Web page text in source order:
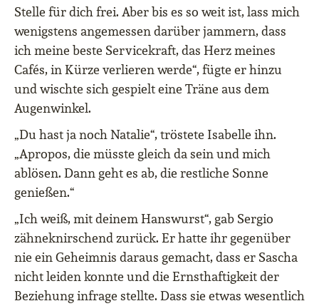
Stelle für dich frei. Aber bis es so weit ist, lass mich
wenigstens angemessen darüber jammern, dass
ich meine beste Servicekraft, das Herz meines
Cafés, in Kürze verlieren werde“, fügte er hinzu
und wischte sich gespielt eine Träne aus dem
Augenwinkel.
„Du hast ja noch Natalie“, tröstete Isabelle ihn.
„Apropos, die müsste gleich da sein und mich
ablösen. Dann geht es ab, die restliche Sonne
genießen.“
„Ich weiß, mit deinem Hanswurst“, gab Sergio
zähneknirschend zurück. Er hatte ihr gegenüber
nie ein Geheimnis daraus gemacht, dass er Sascha
nicht leiden konnte und die Ernsthaftigkeit der
Beziehung infrage stellte. Dass sie etwas wesentlich